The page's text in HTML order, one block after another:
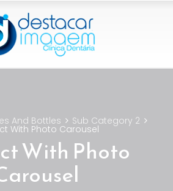
And Bottles Sub Category 2
With Photo Carousel
With Photo